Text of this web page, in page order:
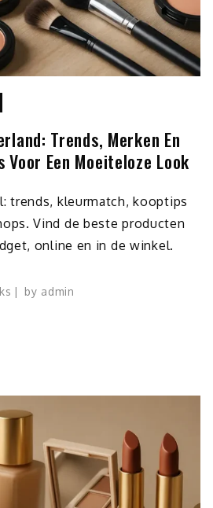
Trends, Merken En
Voor Een Moeiteloze Look
trends, kleurmatch, kooptips
Vind de beste producten
online en in de winkel.
by admin